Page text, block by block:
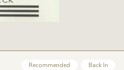
Recommended Back In